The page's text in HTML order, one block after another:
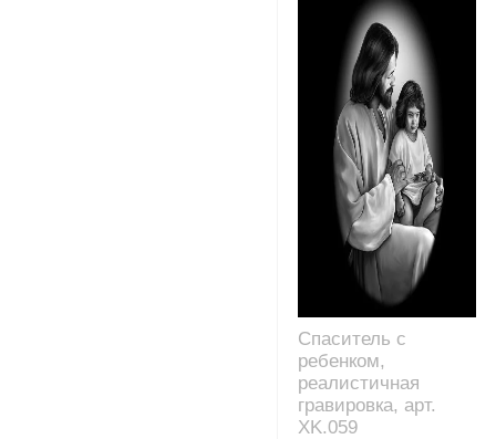
Спаситель с
ребенком,
реалистичная
гравировка, арт.
XK.059